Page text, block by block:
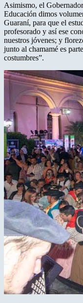
Asimismo, el
Educación dimos
Guaraní, para que el
profesorado y así ese
nuestros jóvenes; y
junto al chamamé es
costumbres”.